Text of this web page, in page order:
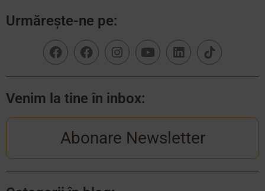
Urmărește-ne pe:
Venim la tine în inbox:
Abonare Newsletter